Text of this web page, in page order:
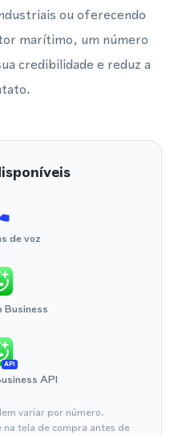
ou oferecendo
marítimo, um número
credibilidade e reduz a
de voz
API
API
variar por número.
tela de compra antes de